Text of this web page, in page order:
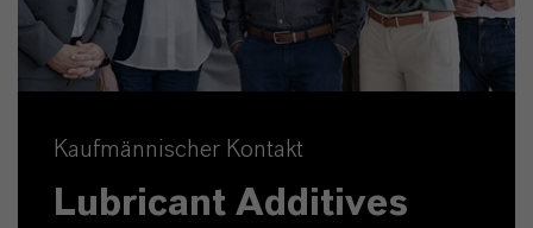
Kaufmännischer Kontakt
Lubricant Additives